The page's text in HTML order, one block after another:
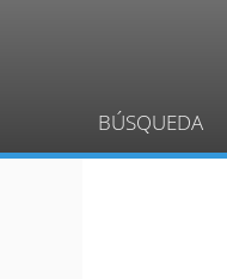
BÚSQUEDA